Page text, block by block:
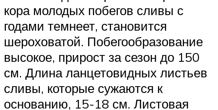
кора молодых побегов сливы с
годами темнеет, становится
шероховатой. Побегообразование
высокое, прирост за сезон до 150
см. Длина ланцетовидных листьев
сливы, которые сужаются к
основанию, 15-18 см. Листовая